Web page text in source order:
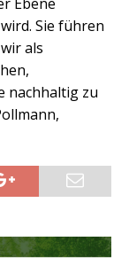
Sie führen
als
nachhaltig zu